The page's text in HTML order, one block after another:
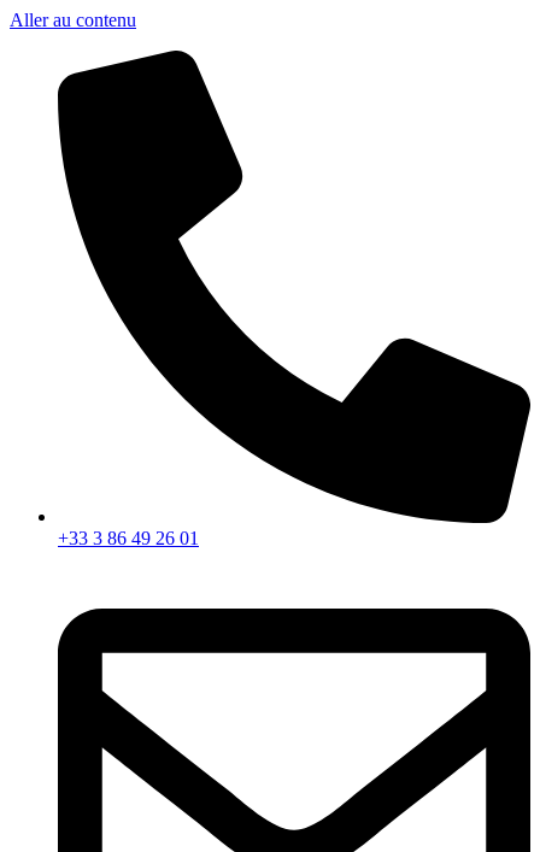
Aller au contenu
+33 3 86 49 26 01